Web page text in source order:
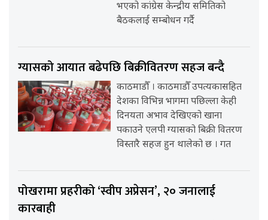
भएको कांग्रेस केन्द्रीय समितिको
बैठकलाई सम्बोधन गर्दै
ग्यासको आयात बढेपछि बिक्रीवितरण सहज बन्दै
काठमाडौँ । काठमाडौँ उपत्यकासहित
देशका विभिन्न भागमा पछिल्ला केही
दिनयता अभाव देखिएको खाना
पकाउने एलपी ग्यासको बिक्री वितरण
विस्तारै सहज हुन थालेको छ । गत
पोखरामा प्रहरीको ‘स्वीप अप्रेसन’, २० जनालाई
कारबाही